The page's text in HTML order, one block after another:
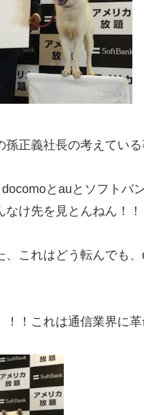
正義社長の考えている
とauとソフトバ
け先を見とんねん！！
、これはどう転んでも
！これは通信業界に革